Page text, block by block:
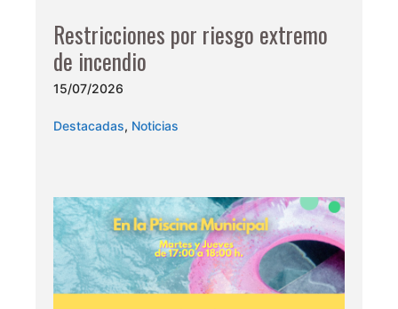
Restricciones por riesgo extremo
de incendio
15/07/2026
Destacadas, Noticias